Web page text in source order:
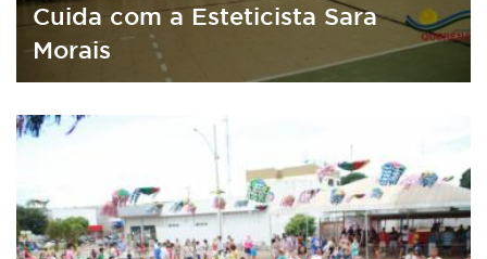
Cuida com a Esteticista Sara
Morais